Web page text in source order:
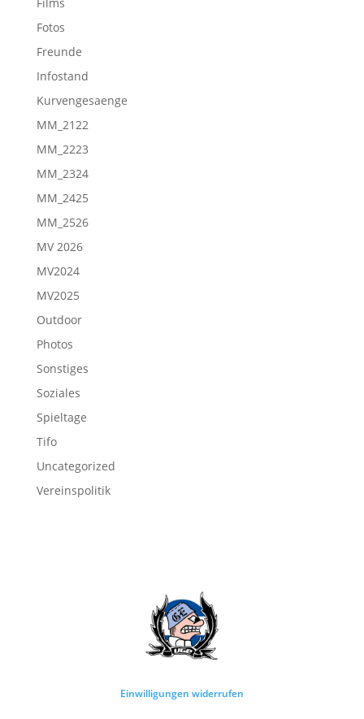
Fotos
Freunde
Infostand
Kurvengesaenge
MM_2122
MM_2223
MM_2324
MM_2425
MM_2526
MV 2026
MV2024
MV2025
Outdoor
Photos
Sonstiges
Soziales
Spieltage
Tifo
Uncategorized
Vereinspolitik
Einwilligungen widerrufen